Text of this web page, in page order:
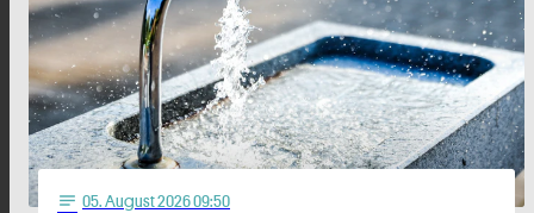
notes 05. August 2026 09:50